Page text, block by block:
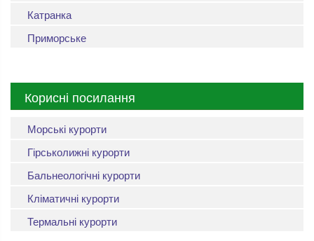
Катранка
Приморське
Корисні посилання
Морські курорти
Гірськолижні курорти
Бальнеологічні курорти
Кліматичні курорти
Термальні курорти